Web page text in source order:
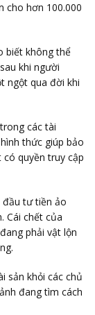
cho hơn 100.000
biết không thể
khi người
ngột qua đời khi
các tài
thức giúp bảo
quyền truy cập
đầu tư tiền ảo
Cái chết của
phải vật lộn
sản khỏi các chủ
đang tìm cách